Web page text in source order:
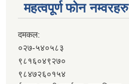
महत्वपूर्ण फोन नम्वरहरु
दमकल:
०२७-५४०५८३
९८१६०४९२७०
९८४७२६०१५४